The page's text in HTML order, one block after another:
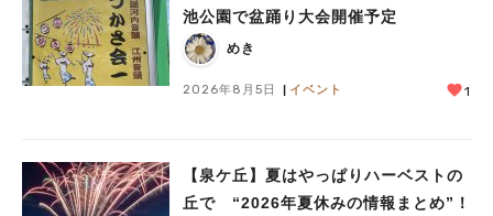
池公園で盆踊り大会開催予定
めき
2026年8月5日 イベント 1
【泉ケ丘】夏はやっぱりハーベストの
丘で “2026年夏休みの情報まとめ”！